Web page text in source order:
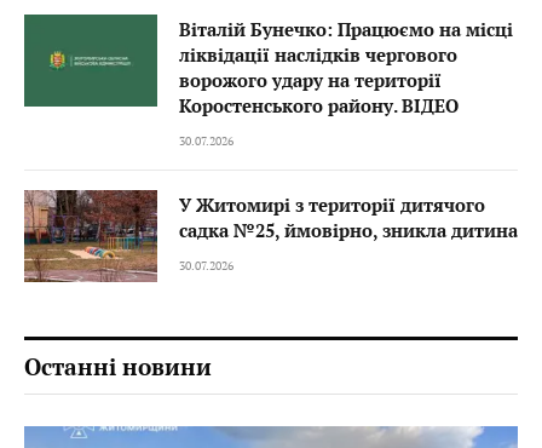
Віталій Бунечко: Працюємо на місці
ліквідації наслідків чергового
ворожого удару на території
Коростенського району. ВІДЕО
30.07.2026
У Житомирі з території дитячого
садка №25, ймовірно, зникла дитина
30.07.2026
Останні новини